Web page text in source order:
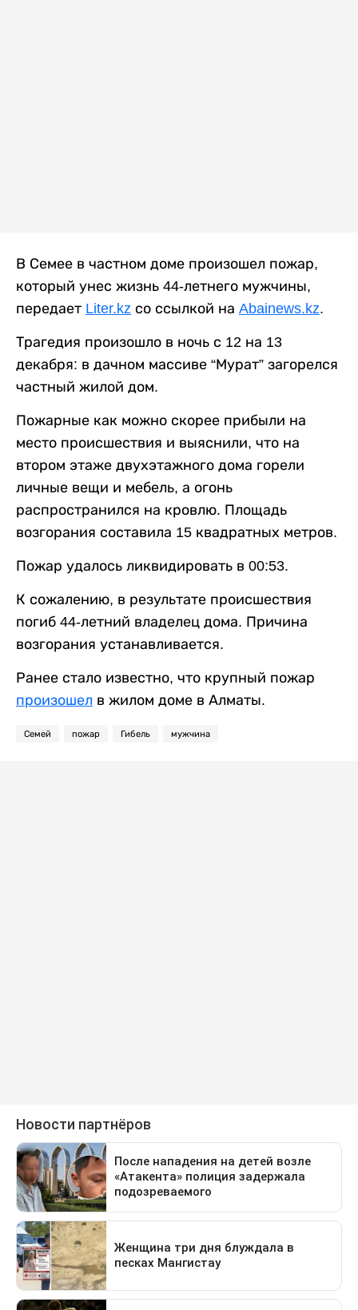
В Семее в частном доме произошел пожар,
который унес жизнь 44-летнего мужчины,
передает Liter.kz со ссылкой на Abainews.kz.
Трагедия произошло в ночь с 12 на 13
декабря: в дачном массиве “Мурат” загорелся
частный жилой дом.
Пожарные как можно скорее прибыли на
место происшествия и выяснили, что на
втором этаже двухэтажного дома горели
личные вещи и мебель, а огонь
распространился на кровлю. Площадь
возгорания составила 15 квадратных метров.
Пожар удалось ликвидировать в 00:53.
К сожалению, в результате происшествия
погиб 44-летний владелец дома. Причина
возгорания устанавливается.
Ранее стало известно, что крупный пожар
произошел в жилом доме в Алматы.
Семей пожар Гибель мужчина